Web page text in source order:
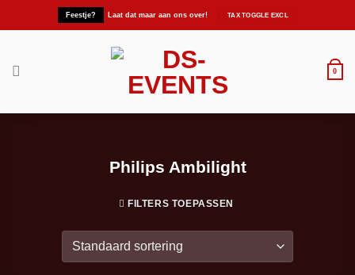
Feestje? Laat dat maar aan ons over!
0
Philips Ambilight
FILTERS TOEPASSEN